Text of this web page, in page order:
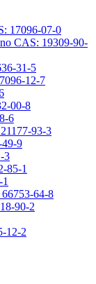
17096-07-0
CAS: 19309-90-
31-5
12-7
00-8
6
93-3
49-9
3
85-1
64-8
90-2
12-2